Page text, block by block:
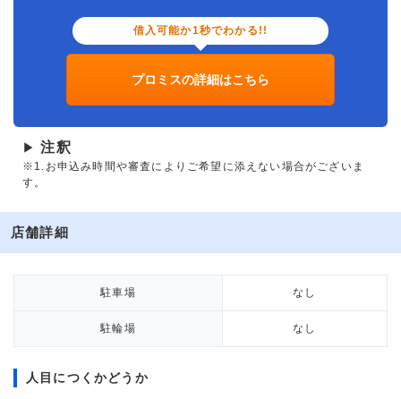
借入可能か1秒でわかる!!
プロミスの詳細はこちら
▶ 注釈
※1.お申込み時間や審査によりご希望に添えない場合がございま
す。
店舗詳細
駐車場 なし
駐輪場 なし
人目につくかどうか